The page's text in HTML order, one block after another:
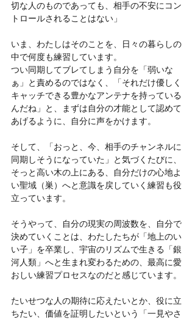
切な人のものであっても、相手の不安にコン
トロールされることはない」
いま、わたしはそのことを、日々の暮らしの
中で何度も練習しています。
つい同期してブレてしまう自分を「弱いな
ぁ」と責めるのではなく、「それだけ優しく
キャッチできる豊かなアンテナを持っている
んだね」と、まずは自分の才能として認めて
あげるように、自分に声をかけます。
そして、「おっと、今、相手のチャンネルに
同期しそうになっていた」と気づくたびに、
そっと高い木の上にある、自分だけの心地よ
い聖域（巣）へと意識を戻していく練習も役
立っています。
そうやって、自分の現実の周波数を、自分で
決めていくことは、わたしたちが「地上のい
い子」を卒業し、宇宙のリズムで生きる「銀
河人類」へと生まれ変わるための、最高に愛
おしい練習プロセスなのだと感じています。
たいせつな人の期待に応えたいとか、役に立
ちたい、価値を証明したいという「一見やさ